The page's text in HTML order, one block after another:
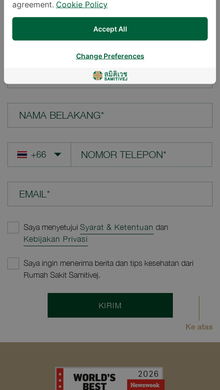
PERTANYAAN ANDA*
NAMA BELAKANG*
EMAIL*
Saya menyetujui Syarat & Ketentuan dan
Kebijakan Privasi
Saya ingin menerima berita dan tips kesehatan dari
Rumah Sakit Samitivej.
KIRIM
Ke atas
agreement. Cookie Policy
Accept All
Change Preferences